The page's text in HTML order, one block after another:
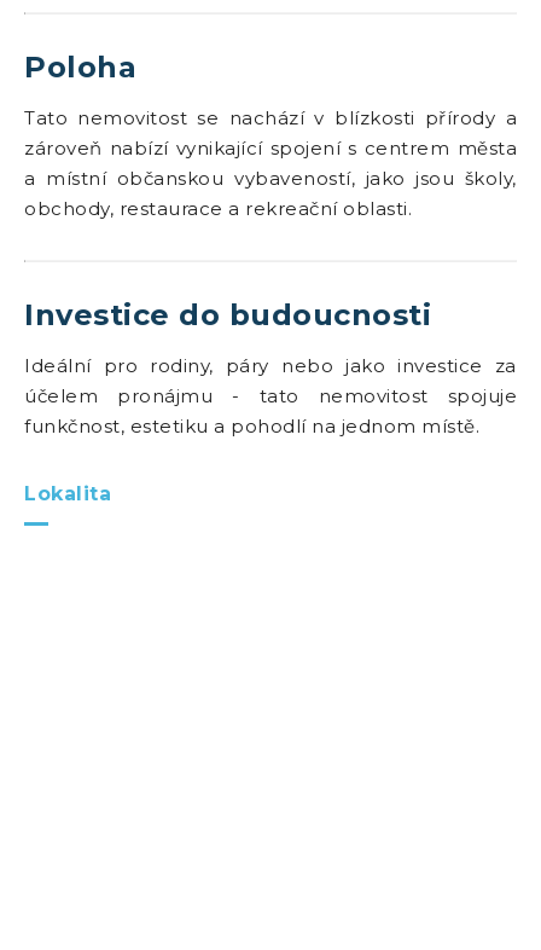
Poloha
Tato nemovitost se nachází v blízkosti přírody a
zároveň nabízí vynikající spojení s centrem města
a místní občanskou vybaveností, jako jsou školy,
obchody, restaurace a rekreační oblasti.
Investice do budoucnosti
Ideální pro rodiny, páry nebo jako investice za
účelem pronájmu - tato nemovitost spojuje
funkčnost, estetiku a pohodlí na jednom místě.
Lokalita